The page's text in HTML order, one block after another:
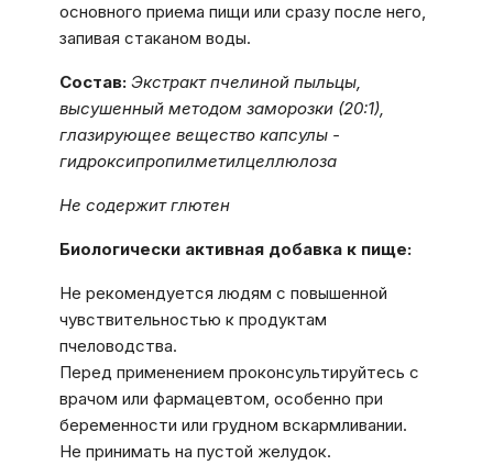
основного приема пищи или сразу после него,
запивая стаканом воды.
Состав: Экстракт пчелиной пыльцы,
высушенный методом заморозки (20:1),
глазирующее вещество капсулы -
гидроксипропилметилцеллюлоза
Не содержит глютен
Биологически активная добавка к пище:
Не рекомендуется людям с повышенной
чувствительностью к продуктам
пчеловодства.
Перед применением проконсультируйтесь с
врачом или фармацевтом, особенно при
беременности или грудном вскармливании.
Не принимать на пустой желудок.